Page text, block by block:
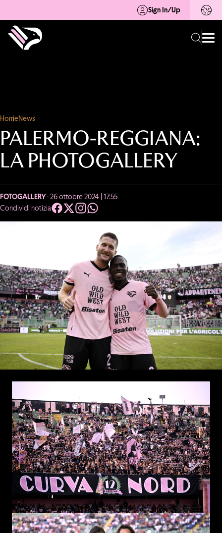
Sign In/Up
HomeNews
PALERMO-REGGIANA:
LA PHOTOGALLERY
FOTOGALLERY- 26 ottobre 2024 | 17:55
Condividi notizia